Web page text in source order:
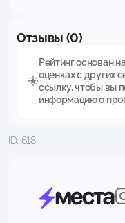
Отзывы (0)
Рейтинг основан
оценках с других
ссылку, чтобы вы
информацию о
ID: 618